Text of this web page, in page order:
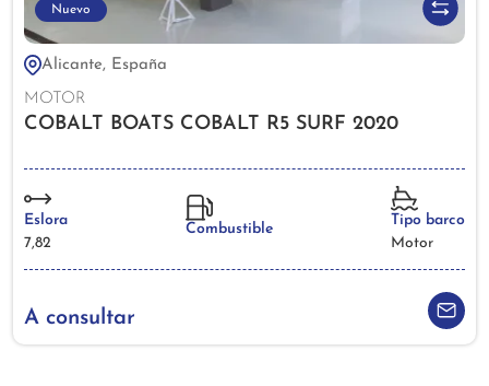
Nuevo
Alicante, España
MOTOR
COBALT BOATS COBALT R5 SURF 2020
Eslora
7,82
Combustible
Tipo barco
Motor
A consultar